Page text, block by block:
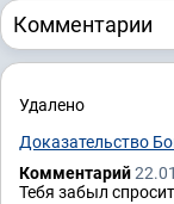
Комментарии
Удалено
Доказательство
Комментарий
Тебя забыл